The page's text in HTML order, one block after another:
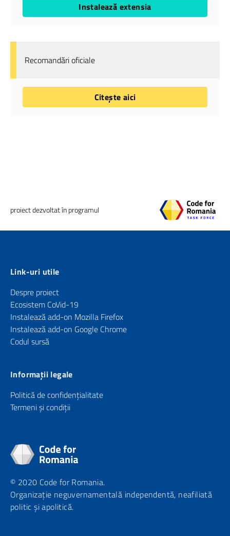
Instalează extensia
Recomandări oficiale
Citește aici
proiect dezvoltat în programul
Link-uri utile
Despre proiect
Ecosistem CoVid-19
Instalează add-on Mozilla Firefox
Instalează add-on Google Chrome
Codul sursă
Informații legale
Politică de confidențialitate
Termeni și condiții
© 2020 Code for Romania.
Organizație neguvernamentală independentă, neafiliată
politic și apolitică.